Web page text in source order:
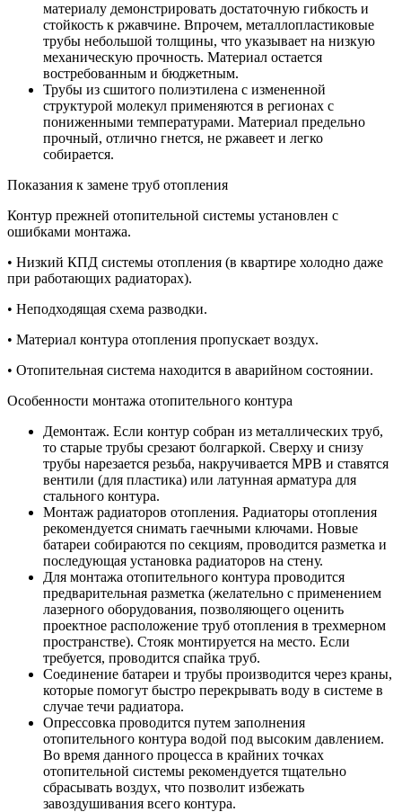
материалу демонстрировать достаточную гибкость и
стойкость к ржавчине. Впрочем, металлопластиковые
трубы небольшой толщины, что указывает на низкую
механическую прочность. Материал остается
востребованным и бюджетным.
Трубы из сшитого полиэтилена с измененной
структурой молекул применяются в регионах с
пониженными температурами. Материал предельно
прочный, отлично гнется, не ржавеет и легко
собирается.
Показания к замене труб отопления
Контур прежней отопительной системы установлен с
ошибками монтажа.
• Низкий КПД системы отопления (в квартире холодно даже
при работающих радиаторах).
• Неподходящая схема разводки.
• Материал контура отопления пропускает воздух.
• Отопительная система находится в аварийном состоянии.
Особенности монтажа отопительного контура
Демонтаж. Если контур собран из металлических труб,
то старые трубы срезают болгаркой. Сверху и снизу
трубы нарезается резьба, накручивается МРВ и ставятся
вентили (для пластика) или латунная арматура для
стального контура.
Монтаж радиаторов отопления. Радиаторы отопления
рекомендуется снимать гаечными ключами. Новые
батареи собираются по секциям, проводится разметка и
последующая установка радиаторов на стену.
Для монтажа отопительного контура проводится
предварительная разметка (желательно с применением
лазерного оборудования, позволяющего оценить
проектное расположение труб отопления в трехмерном
пространстве). Стояк монтируется на место. Если
требуется, проводится спайка труб.
Соединение батареи и трубы производится через краны,
которые помогут быстро перекрывать воду в системе в
случае течи радиатора.
Опрессовка проводится путем заполнения
отопительного контура водой под высоким давлением.
Во время данного процесса в крайних точках
отопительной системы рекомендуется тщательно
сбрасывать воздух, что позволит избежать
завоздушивания всего контура.